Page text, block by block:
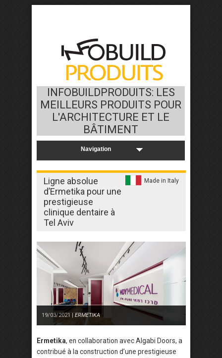
INFOBUILDPRODUITS: LES
MEILLEURS PRODUITS POUR
L'ARCHITECTURE ET LE
BÂTIMENT
Ligne absolue
d’Ermetika pour une
prestigieuse
clinique dentaire à
Tel Aviv
Made in Italy
19/03/2021 | ERMETIKA
Ermetika, en collaboration avec Algabi Doors, a
contribué à la construction d’une prestigieuse